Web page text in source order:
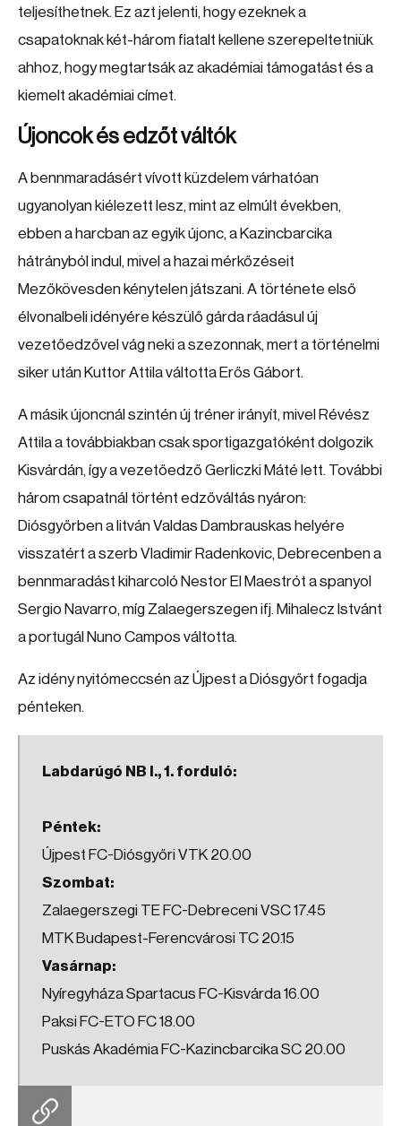
teljesíthetnek. Ez azt jelenti, hogy ezeknek a
csapatoknak két-három fiatalt kellene szerepeltetniük
ahhoz, hogy megtartsák az akadémiai támogatást és a
kiemelt akadémiai címet.
Újoncok és edzőt váltók
A bennmaradásért vívott küzdelem várhatóan
ugyanolyan kiélezett lesz, mint az elmúlt években,
ebben a harcban az egyik újonc, a Kazincbarcika
hátrányból indul, mivel a hazai mérkőzéseit
Mezőkövesden kénytelen játszani. A története első
élvonalbeli idényére készülő gárda ráadásul új
vezetőedzővel vág neki a szezonnak, mert a történelmi
siker után Kuttor Attila váltotta Erős Gábort.
A másik újoncnál szintén új tréner irányít, mivel Révész
Attila a továbbiakban csak sportigazgatóként dolgozik
Kisvárdán, így a vezetőedző Gerliczki Máté lett. További
három csapatnál történt edzőváltás nyáron:
Diósgyőrben a litván Valdas Dambrauskas helyére
visszatért a szerb Vladimir Radenkovic, Debrecenben a
bennmaradást kiharcoló Nestor El Maestrót a spanyol
Sergio Navarro, míg Zalaegerszegen ifj. Mihalecz Istvánt
a portugál Nuno Campos váltotta.
Az idény nyitómeccsén az Újpest a Diósgyőrt fogadja
pénteken.
Labdarúgó NB I., 1. forduló:
Péntek:
Újpest FC-Diósgyőri VTK 20.00
Szombat:
Zalaegerszegi TE FC-Debreceni VSC 17.45
MTK Budapest-Ferencvárosi TC 20.15
Vasárnap:
Nyíregyháza Spartacus FC-Kisvárda 16.00
Paksi FC-ETO FC 18.00
Puskás Akadémia FC-Kazincbarcika SC 20.00